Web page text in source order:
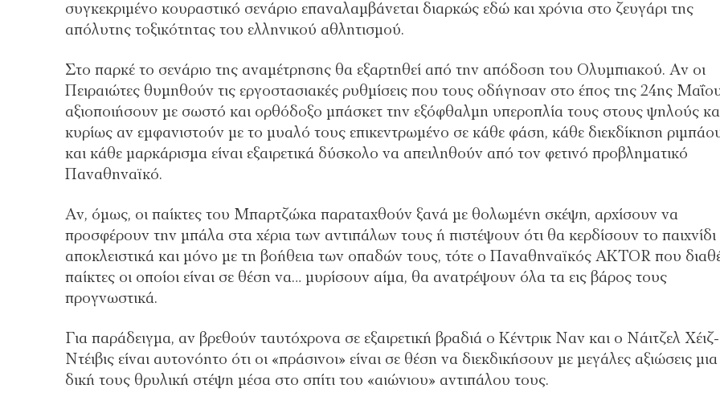
συγκεκριμένο κουραστικό σενάριο επαναλαμβάνεται διαρκώς εδώ και χρόνια στο ζευγάρι της
απόλυτης τοξικότητας του ελληνικού αθλητισμού.
Στο παρκέ το σενάριο της αναμέτρησης θα εξαρτηθεί από την απόδοση του Ολυμπιακού. Αν οι
Πειραιώτες θυμηθούν τις εργοστασιακές ρυθμίσεις που τους οδήγησαν στο έπος της 24ης
αξιοποιήσουν με σωστό και ορθόδοξο μπάσκετ την εξόφθαλμη υπεροπλία τους στους ψηλούς
κυρίως αν εμφανιστούν με το μυαλό τους επικεντρωμένο σε κάθε φάση, κάθε διεκδίκηση
και κάθε μαρκάρισμα είναι εξαιρετικά δύσκολο να απειληθούν από τον φετινό προβληματικό
Παναθηναϊκό.
Αν, όμως, οι παίκτες του Μπαρτζώκα παραταχθούν ξανά με θολωμένη σκέψη, αρχίσουν να
προσφέρουν την μπάλα στα χέρια των αντιπάλων τους ή πιστέψουν ότι θα κερδίσουν το παιχνίδι
αποκλειστικά και μόνο με τη βοήθεια των οπαδών τους, τότε ο Παναθηναϊκός AKTOR που
παίκτες οι οποίοι είναι σε θέση να… μυρίσουν αίμα, θα ανατρέψουν όλα τα εις βάρος τους
προγνωστικά.
Για παράδειγμα, αν βρεθούν ταυτόχρονα σε εξαιρετική βραδιά ο Κέντρικ Ναν και ο Νάιτζελ Χέιζ-
Ντέιβις είναι αυτονόητο ότι οι «πράσινοι» είναι σε θέση να διεκδικήσουν με μεγάλες αξιώσεις μια
δική τους θρυλική στέψη μέσα στο σπίτι του «αιώνιου» αντιπάλου τους.